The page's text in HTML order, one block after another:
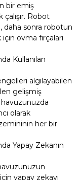
bir emiş
Robot
daha sonra robotun
ovma fırçaları
Kullanılan
algılayabilen
gelişmiş
havuzunuzda
olarak
her bir
Yapay Zekanın
yapay zekayı